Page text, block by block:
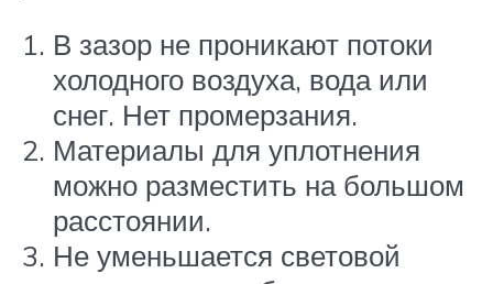
В зазор не проникают потоки
холодного воздуха, вода или
снег. Нет промерзания.
Материалы для уплотнения
можно разместить на большом
расстоянии.
Не уменьшается световой